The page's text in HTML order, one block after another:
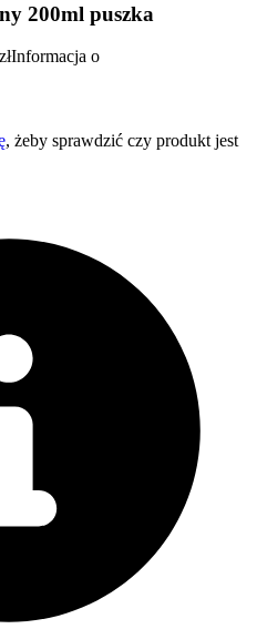
200ml puszka
Informacja o
, żeby sprawdzić czy produkt jest